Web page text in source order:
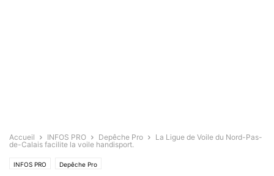
Accueil INFOS PRO Depêche Pro
La Ligue de Voile du Nord-Pas-
de-Calais facilite la voile handisport.
INFOS PRO Depêche Pro